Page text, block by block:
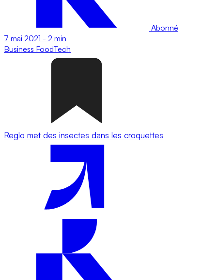
Abonné
7 mai 2021 - 2 min
Business FoodTech
Reglo met des insectes dans les croquettes